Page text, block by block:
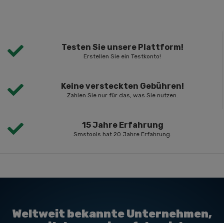
Testen Sie unsere Plattform!
Erstellen Sie ein Testkonto!
Keine versteckten Gebühren!
Zahlen Sie nur für das, was Sie nutzen.
15 Jahre Erfahrung
Smstools hat 20 Jahre Erfahrung.
Weltweit bekannte Unternehmen,